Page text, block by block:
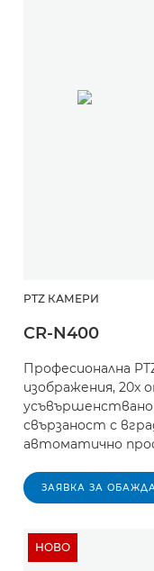
PTZ КАМЕРИ
CR-N400
Професионална
изображения, 20x
усъвършенствано
свързаност с
автоматично
ЗАЯВКА ЗА
НОВО